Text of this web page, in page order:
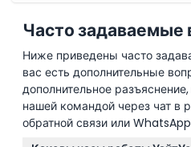
Часто задаваемые
Ниже приведены часто
вас есть дополнительные
дополнительное
нашей командой через чат в
обратной связи или